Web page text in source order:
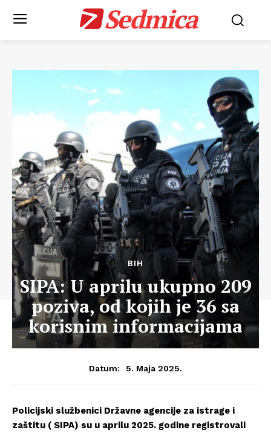
Sedmica
BIH
SIPA: U aprilu ukupno 209
poziva, od kojih je 36 sa
korisnim informacijama
Datum: 5. Maja 2025.
Policijski službenici Državne agencije za istrage i
zaštitu ( SIPA) su u aprilu 2025. godine registrovali